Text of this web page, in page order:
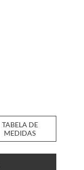
TABELA DE
MEDIDAS